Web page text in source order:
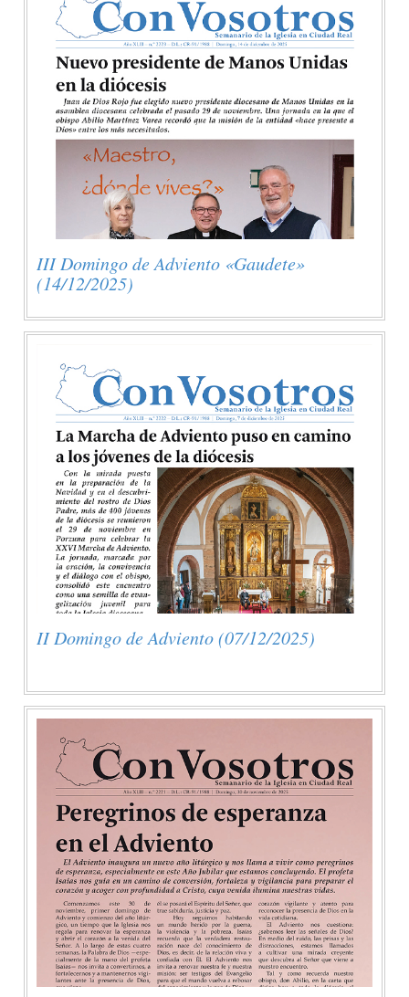
III Domingo de Adviento «Gaudete»
(14/12/2025)
II Domingo de Adviento (07/12/2025)